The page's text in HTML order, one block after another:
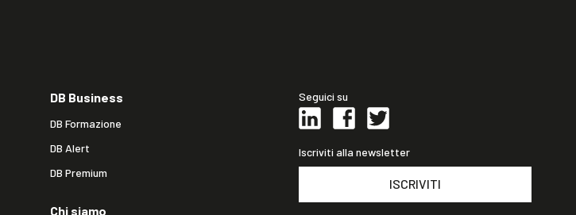
DB Business
DB Formazione
DB Alert
DB Premium
Chi siamo
Seguici su
Iscriviti alla newsletter
ISCRIVITI